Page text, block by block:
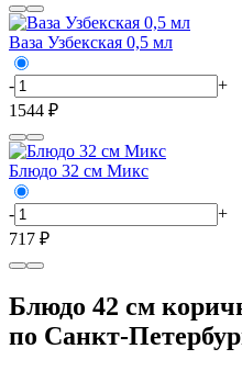
Ваза Узбекская 0,5 мл
-
+
1544 ₽
Блюдо 32 см Микс
-
+
717 ₽
Блюдо 42 см
по Санкт-